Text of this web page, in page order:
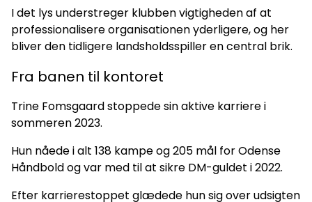
I det lys understreger klubben vigtigheden af at
professionalisere organisationen yderligere, og her
bliver den tidligere landsholdsspiller en central brik.
Fra banen til kontoret
Trine Fomsgaard stoppede sin aktive karriere i
sommeren 2023.
Hun nåede i alt 138 kampe og 205 mål for Odense
Håndbold og var med til at sikre DM-guldet i 2022.
Efter karrierestoppet glædede hun sig over udsigten